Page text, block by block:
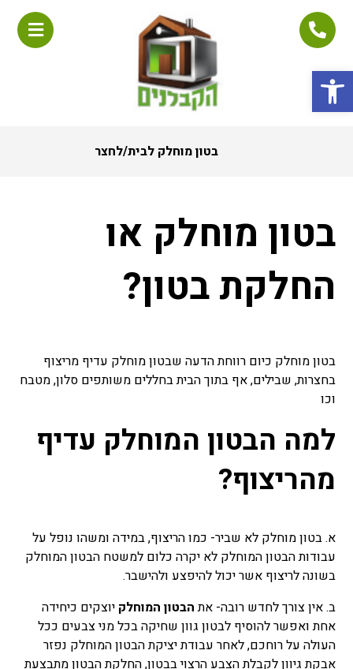
פתח סרגל נגישות
בטון מוחלק לבית/לחצר
בטון מוחלק או
החלקת בטון?
בטון מוחלק כיום רווחת הדעה שבטון מוחלק עדיף מריצוף
בחצרות, שבילים, אף בתוך הבית בחללים משותפים סלון, מטבח
וכו
למה הבטון המוחלק עדיף
מהריצוף?
א. בטון מוחלק לא שביר- כמו הריצוף, במידה ומשהו נופל על
עבודות הבטון המוחלק לא יקרה כלום למשטח הבטון המוחלק
בשונה לריצוף אשר יכול להיפצע ולהישבר.
ב. אין צורך לחדש רובה- אתהבטון המוחלק יוצקים כיחידה
אחת ואפשר להוסיף לבטון גוון שחיקה בכל מני צבעים ככל
העולה על רוחכם, לאחר עבודת יציקת הבטון המוחלק נפזר
אבקת גיוון לקבלת הצבע הרצוי בבטון, החלקת הבטון מתבצעת